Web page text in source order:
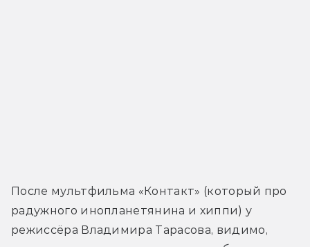
После мультфильма «Контакт» (который про
радужного инопланетянина и хиппи) у
режиссёра Владимира Тарасова, видимо,